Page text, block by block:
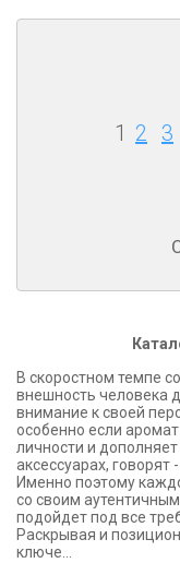
1 2 3
В скоростном темпе
внешность человека
внимание к своей
особенно если
личности и
аксессуарах,
Именно поэтому
со своим
подойдет под все
Раскрывая и
ключе...